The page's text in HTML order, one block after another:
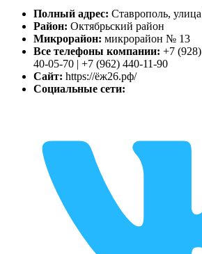
Полный адрес: Ставрополь,
Район: Октябрьский район
Микрорайон: микрорайон № 13
Все телефоны компании: +7
40-05-70 | +7 (962) 440-11-90
Сайт: https://ёж26.рф/
Социальные сети: